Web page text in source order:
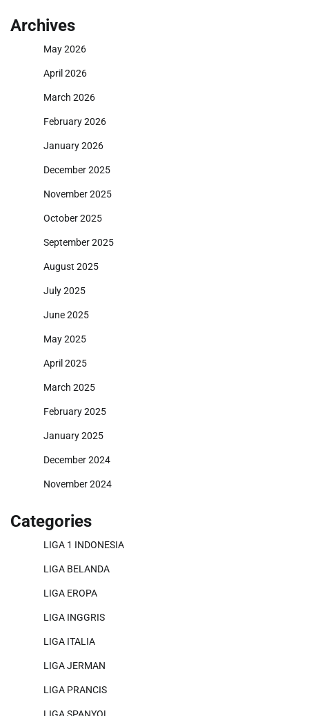
Archives
May 2026
April 2026
March 2026
February 2026
January 2026
December 2025
November 2025
October 2025
September 2025
August 2025
July 2025
June 2025
May 2025
April 2025
March 2025
February 2025
January 2025
December 2024
November 2024
Categories
LIGA 1 INDONESIA
LIGA BELANDA
LIGA EROPA
LIGA INGGRIS
LIGA ITALIA
LIGA JERMAN
LIGA PRANCIS